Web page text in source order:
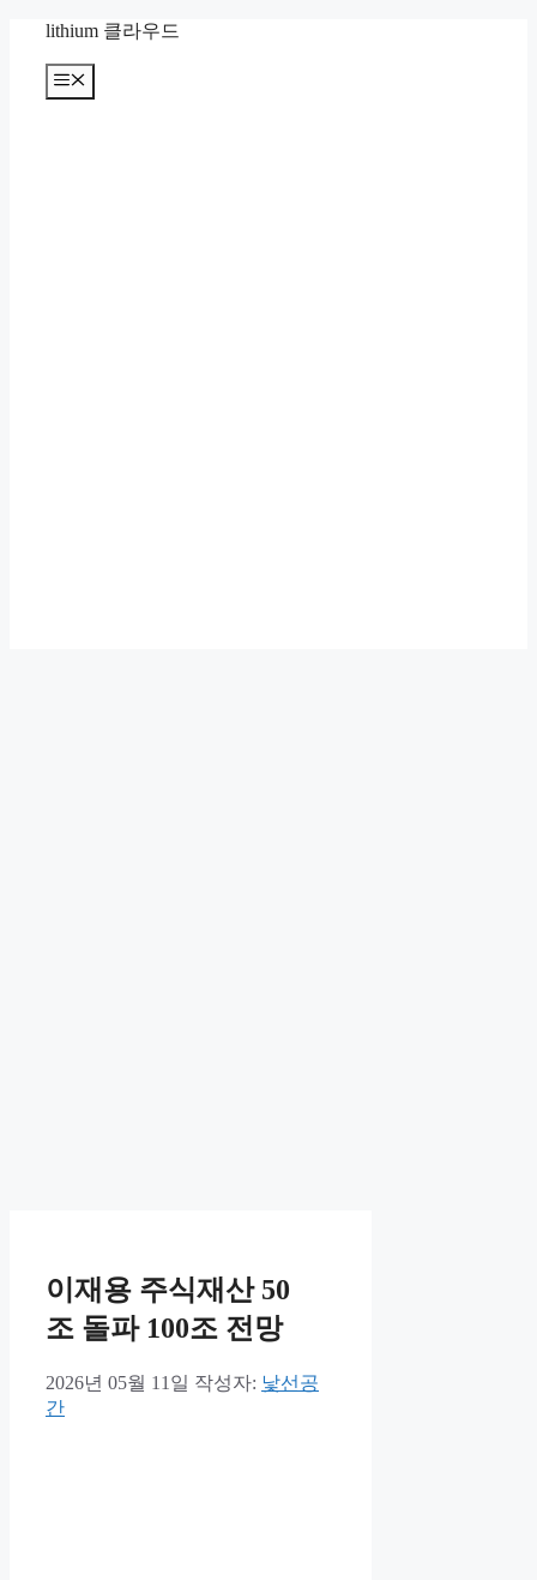
lithium 클라우드
메
뉴
이재용 주식재산 50
조 돌파 100조 전망
2026년 05월 11일 작성자: 낯선공
간